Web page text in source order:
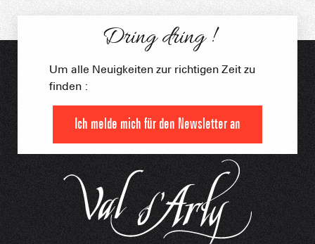
Dring dring !
Um alle Neuigkeiten zur richtigen Zeit zu
finden :
Ich melde mich für den Newsletter an